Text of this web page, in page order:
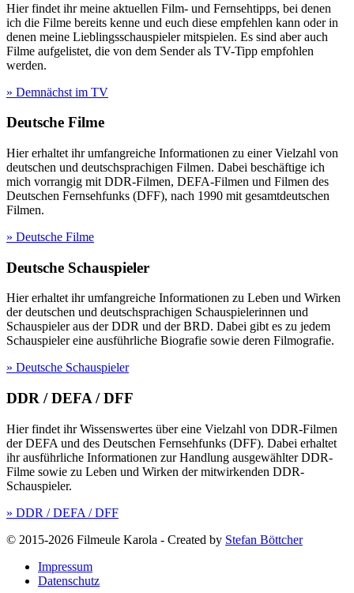
Hier findet ihr meine aktuellen Film- und Fernsehtipps, bei denen
ich die Filme bereits kenne und euch diese empfehlen kann oder in
denen meine Lieblingsschauspieler mitspielen. Es sind aber auch
Filme aufgelistet, die von dem Sender als TV-Tipp empfohlen
werden.
» Demnächst im TV
Deutsche Filme
Hier erhaltet ihr umfangreiche Informationen zu einer Vielzahl von
deutschen und deutschsprachigen Filmen. Dabei beschäftige ich
mich vorrangig mit DDR-Filmen, DEFA-Filmen und Filmen des
Deutschen Fernsehfunks (DFF), nach 1990 mit gesamtdeutschen
Filmen.
» Deutsche Filme
Deutsche Schauspieler
Hier erhaltet ihr umfangreiche Informationen zu Leben und Wirken
der deutschen und deutschsprachigen Schauspielerinnen und
Schauspieler aus der DDR und der BRD. Dabei gibt es zu jedem
Schauspieler eine ausführliche Biografie sowie deren Filmografie.
» Deutsche Schauspieler
DDR / DEFA / DFF
Hier findet ihr Wissenswertes über eine Vielzahl von DDR-Filmen
der DEFA und des Deutschen Fernsehfunks (DFF). Dabei erhaltet
ihr ausführliche Informationen zur Handlung ausgewählter DDR-
Filme sowie zu Leben und Wirken der mitwirkenden DDR-
Schauspieler.
» DDR / DEFA / DFF
© 2015-2026 Filmeule Karola - Created by Stefan Böttcher
Impressum
Datenschutz